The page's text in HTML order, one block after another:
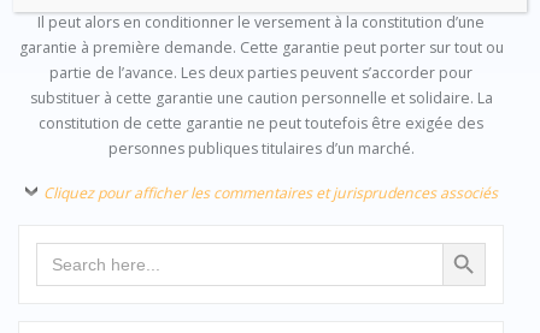
Il peut alors en conditionner le versement à la constitution d’une
garantie à première demande. Cette garantie peut porter sur tout ou
partie de l’avance. Les deux parties peuvent s’accorder pour
substituer à cette garantie une caution personnelle et solidaire. La
constitution de cette garantie ne peut toutefois être exigée des
personnes publiques titulaires d’un marché.
Cliquez pour afficher les commentaires et jurisprudences associés
Search Search Button